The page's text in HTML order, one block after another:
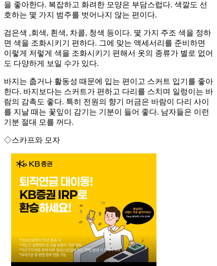
을 좋아한다. 복잡하고 화려한 모양은 부담스럽다. 색깔도 선
호하는 몇 가지 범주를 벗어나지 않는 편이다.
검은색 ,회색, 흰색, 차콜, 청색 등이다. 몇 가지 주조 색을 정하
면 색을 조화시키기 편하다. 그에 맞는 액세서리를 준비하면
이렇게 저렇게 색을 조화시키기 편해서 옷의 종류가 별로 없어
도 다양하게 보일 수가 있다.
바지는 춥거나 활동성 때문에 입는 편이고 스커트 입기를 좋아
한다. 바지보다는 스커트가 편하고 다리를 스치며 일렁이는 바
람의 감촉도 좋다. 특히 전원의 향기 머금은 바람이 다리 사이
를 지날 때는 꽃잎이 감기는 기분이 들어 좋다. 남자들은 이런
기분 절대 모를 꺼다.
◇스카프와 모자